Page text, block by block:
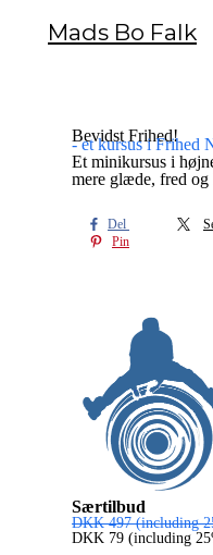
Mads Bo Falk
Bevidst Frihed!
- et kursus i Frihed
Et minikursus i
mere glæde, fred
Del
Pin
Særtilbud
DKK 497 (including
DKK 79 (including